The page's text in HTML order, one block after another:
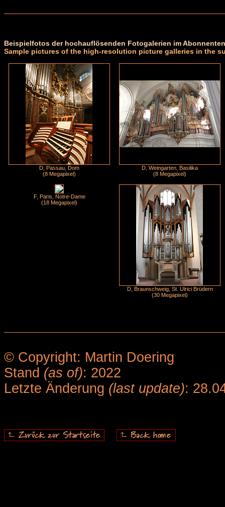
Beispielfotos der hochauflösenden Fotogalerien im
Sample pictures of the high-resolution picture galleries in the
D, Passau, Dom
(8 Megapixel)
D, Weingarten, Basilika
(8 Megapixel)
F, Paris, Notre-Dame
(18 Megapixel)
D, Braunschweig, St. Ulrici Brüdern
(30 Megapixel)
© Copyright: Martin Doering
Stand (as of): 2022
Letzte Änderung (last update):